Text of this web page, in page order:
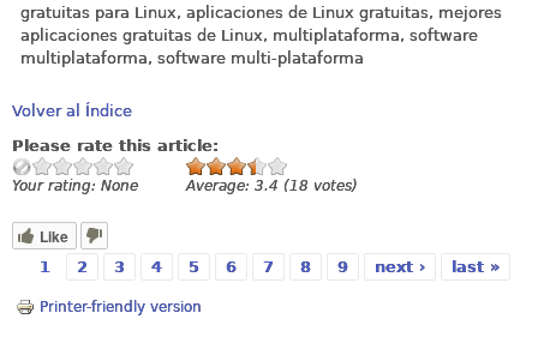
gratuitas para Linux, aplicaciones de Linux gratuitas, mejores
aplicaciones gratuitas de Linux, multiplataforma, software
multiplataforma, software multi-plataforma
Volver al Índice
Please rate this article:
Your rating: None Average: 3.4 (18 votes)
Like
Pages
1 2 3 4 5 6 7 8 9 next › last »
Printer-friendly version